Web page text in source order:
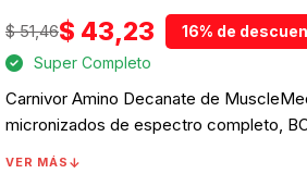
$ 51,46$ 43,23
16% de
Super Completo
Carnivor Amino Decanate de
micronizados de espectro completo,
glutamina y aminoácidos esenciales por
VER MÁS